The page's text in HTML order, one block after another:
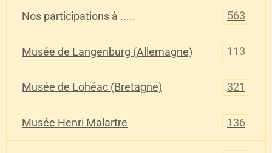
Nos participations à ..... 563
Musée de Langenburg (Allemagne) 113
Musée de Lohéac (Bretagne) 321
Musée Henri Malartre 136